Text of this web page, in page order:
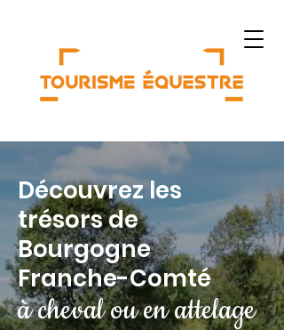
Découvrez les
trésors de
Bourgogne
Franche-Comté
à cheval ou en attelage